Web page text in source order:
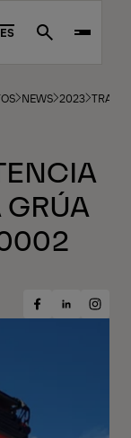
ES Search
NEWS 2023
ShareShareShare